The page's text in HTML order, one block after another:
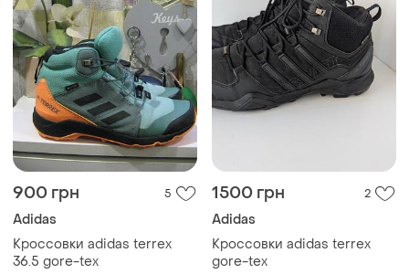
900 грн 5
Adidas
Кроссовки adidas terrex
36.5 gore-tex
1500 грн 2
Adidas
Кроссовки adidas terrex
gore-tex